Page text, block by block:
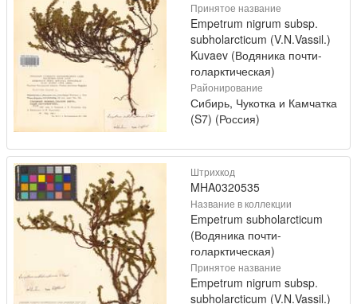
Принятое название
Empetrum nigrum subsp.
subholarcticum (V.N.Vassil.)
Kuvaev (Водяника почти-
голарктическая)
Районирование
Сибирь, Чукотка и Камчатка
(S7) (Россия)
Штрихкод
MHA0320535
Название в коллекции
Empetrum subholarcticum
(Водяника почти-
голарктическая)
Принятое название
Empetrum nigrum subsp.
subholarcticum (V.N.Vassil.)